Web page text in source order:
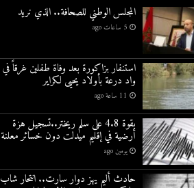
المجلس الوطني للصحافة.. الذي نريد
5 ساعات ago
استنفار بزاكورة بعد وفاة طفلين غرقاً في
واد درعة بأولاد يحيى لكراير
11 ساعة ago
بقوة 4.8 على سلم ريختر..تسجيل هزة
أرضية في إقليم ميدلت دون خسائر معلنة
يومين ago
حادث أليم يهز دوار سارت.. انتحار شاب